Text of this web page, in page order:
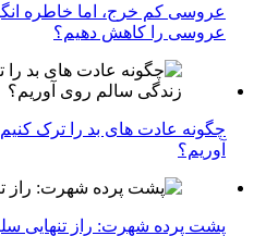
عروسی کم خرج، اما خاطره
عروسی را کاهش دهیم؟
چگونه عادت‌ های بد را ترک
آوریم؟
پشت پرده شهرت: راز تنهایی